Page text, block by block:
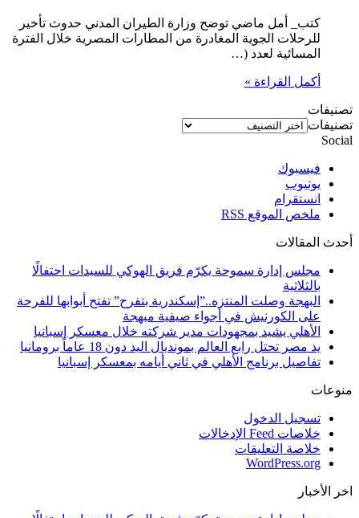
كتب_ أمل ماضي توضح وزارة الطيران المدني حدوث تأخير
للرحلات الجوية المغادرة من المطارات المصرية خلال الفترة
المسائية لعدد (…
أكمل القراءة »
تصنيفات
تصنيفات
Social
فيسبوك
يوتيوب
انستقرام
ملخص الموقع RSS
أحدث المقالات
مجلس إدارة سموحة يكرّم فريق الهوكي للسيدات احتفالًا
بالثلاثية
البهجة وصلت المنتزه..”إسكندرية بتفرح” تفتح أبوابها للفرحة
على الكورنيش في أجواء صيفية مبهجة
الأهلي يشيد بمجهودات مدير شركته خلال معسكر إسبانيا
يد مصر تحتل رابع العالم بمونديال اليد دون 18 عاماً برومانيا
تفاصيل برنامج الأهلي في ثاني أيامه بمعسكر إسبانيا
منوعات
تسجيل الدخول
خلاصات Feed الإدخالات
خلاصة التعليقات
WordPress.org
اخر الأخبار